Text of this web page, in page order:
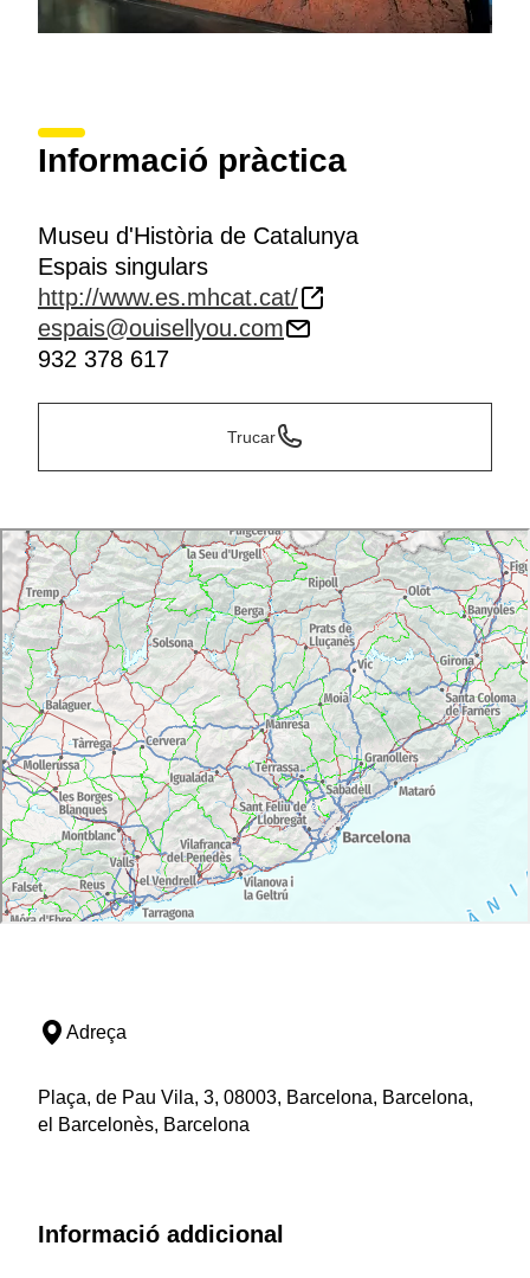
Informació pràctica
Museu d'Història de Catalunya
Espais singulars
http://www.es.mhcat.cat/
espais@ouisellyou.com
932 378 617
Trucar
Adreça
Plaça, de Pau Vila, 3, 08003, Barcelona, Barcelona,
el Barcelonès, Barcelona
Informació addicional